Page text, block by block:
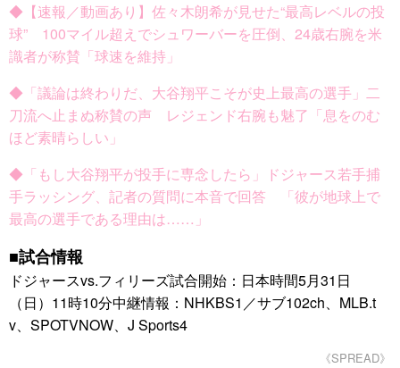
◆【速報／動画あり】佐々木朗希が見せた“最高レベルの投
球” 100マイル超えでシュワーバーを圧倒、24歳右腕を米
識者が称賛「球速を維持」
◆「議論は終わりだ、大谷翔平こそが史上最高の選手」二
刀流へ止まぬ称賛の声 レジェンド右腕も魅了「息をのむ
ほど素晴らしい」
◆「もし大谷翔平が投手に専念したら」ドジャース若手捕
手ラッシング、記者の質問に本音で回答 「彼が地球上で
最高の選手である理由は……」
■試合情報
ドジャースvs.フィリーズ試合開始：日本時間5月31日
（日）11時10分中継情報：NHKBS1／サブ102ch、MLB.t
v、SPOTVNOW、J Sports4
《SPREAD》